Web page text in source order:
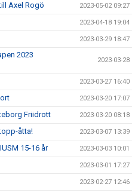
Axel Rogö 2023-05-02 09:27
2023-04-18 19:04
2023-03-29 18:47
2023
2023-03-28
2023-03-27 16:40
2023-03-20 17:07
Friidrott 2023-03-20 08:18
åtta! 2023-03-07 13:39
15-16 år 2023-03-03 10:01
2023-03-01 17:27
2023-02-27 12:46